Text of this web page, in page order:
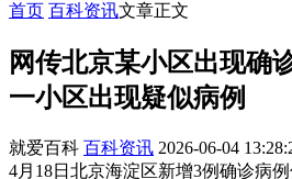
首页 百科资讯文章正文
网传北京某小区出现确
一小区出现疑似病例
就爱百科 百科资讯 2026-06-04
4月18日北京海淀区新增3例确诊病